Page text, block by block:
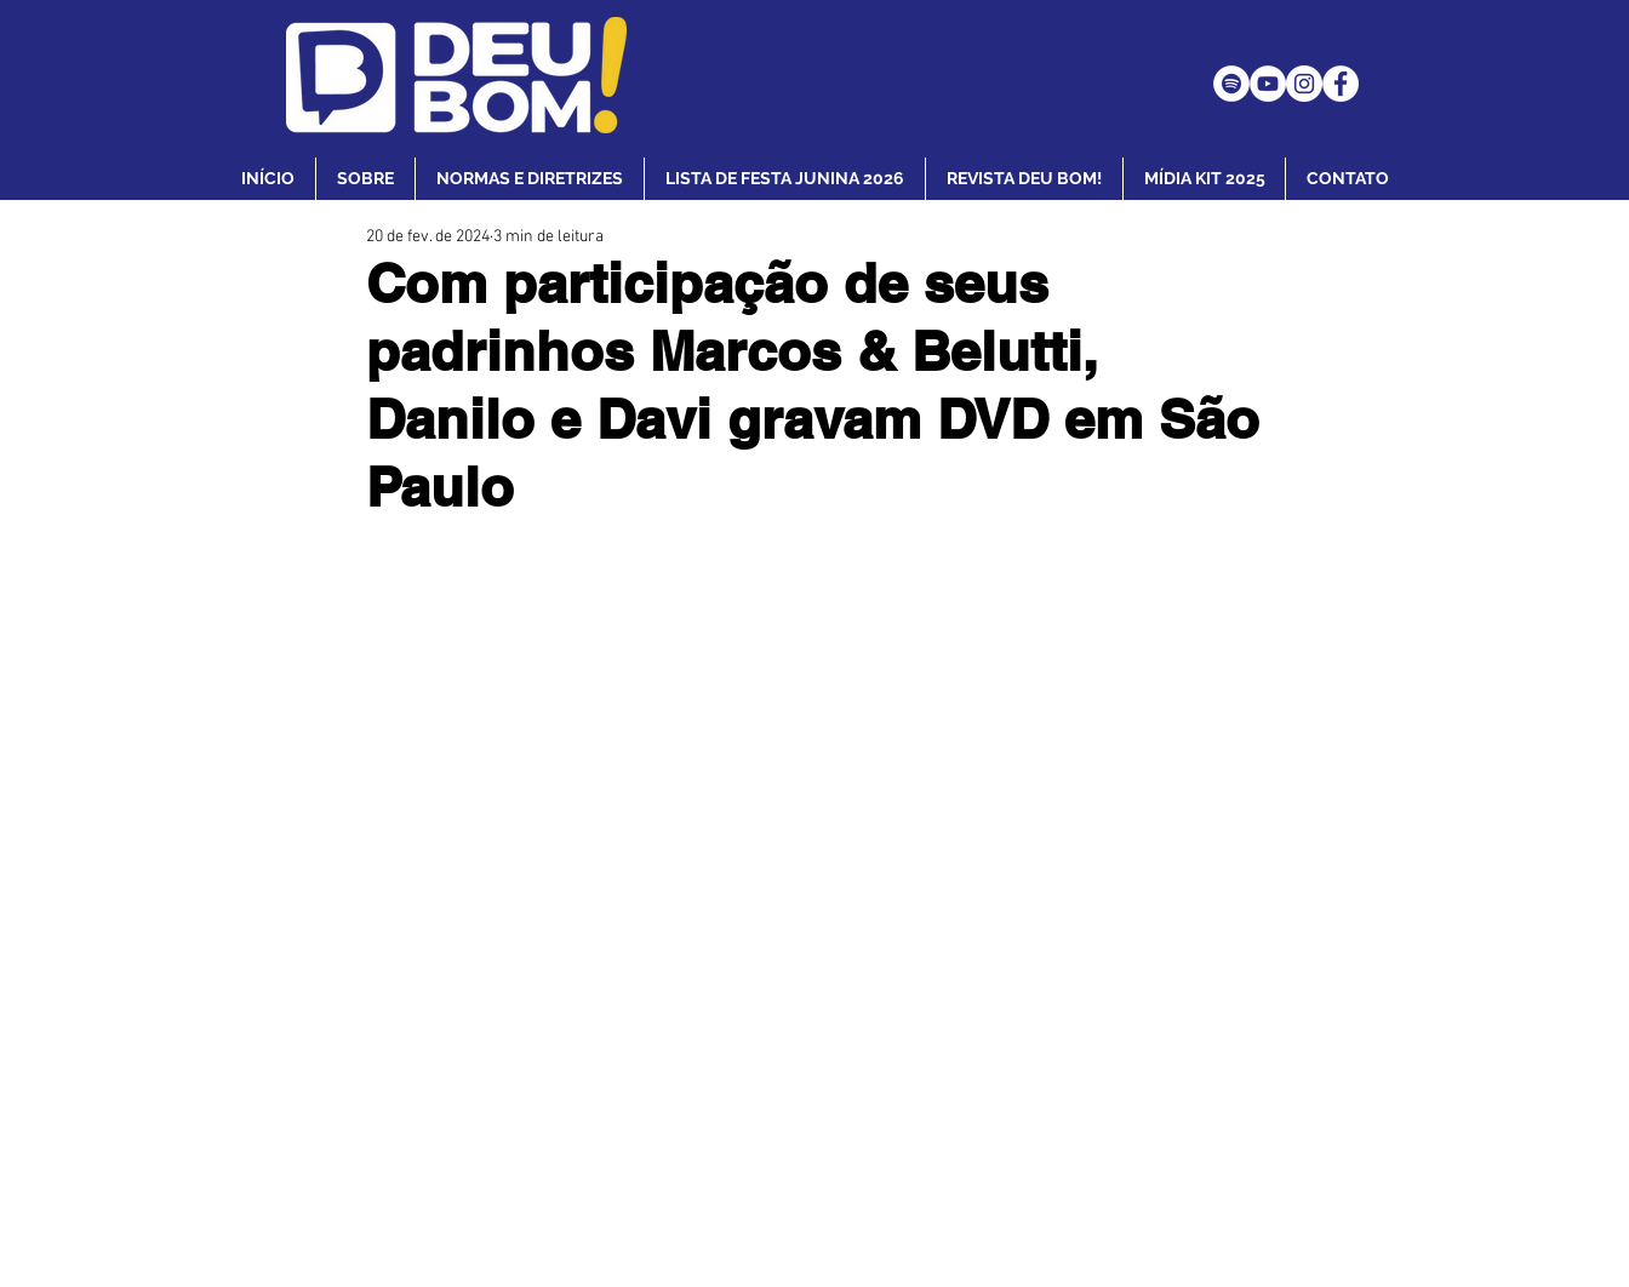
INÍCIO SOBRE NORMAS E DIRETRIZES LISTA DE FESTA JUNINA 2026 REVISTA DEU BOM! MÍDIA KIT 2025 CONTATO
Com participação de seus
padrinhos Marcos & Belutti,
Danilo e Davi gravam DVD em São
Paulo
20 de fev. de 2024 3 min de leitura